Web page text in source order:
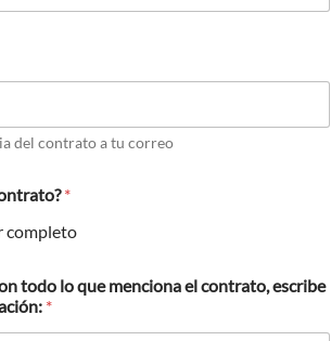
del contrato a tu correo
*
completo
todo lo que menciona el contrato, escribe
*